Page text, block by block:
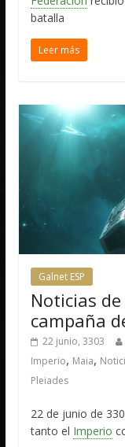
batalla
Leer más
Galnet ESP
Noticias
campaña
22 junio, 3303
Imperio, Maia,
Pleiades
22 de junio de
tanto el Imperio